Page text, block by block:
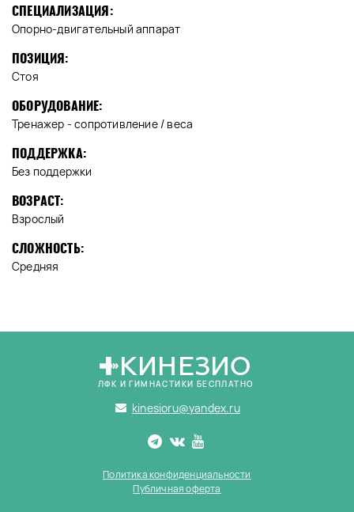
СПЕЦИАЛИЗАЦИЯ:
Опорно-двигательный аппарат
ПОЗИЦИЯ:
Стоя
ОБОРУДОВАНИЕ:
Тренажер - сопротивление / веса
ПОДДЕРЖКА:
Без поддержки
ВОЗРАСТ:
Взрослый
СЛОЖНОСТЬ:
Средняя
КИНЕЗИО
ЛФК И ГИМНАСТИКИ БЕСПЛАТНО
kinesioru@yandex.ru
Политика конфиденциальности
Публичная оферта